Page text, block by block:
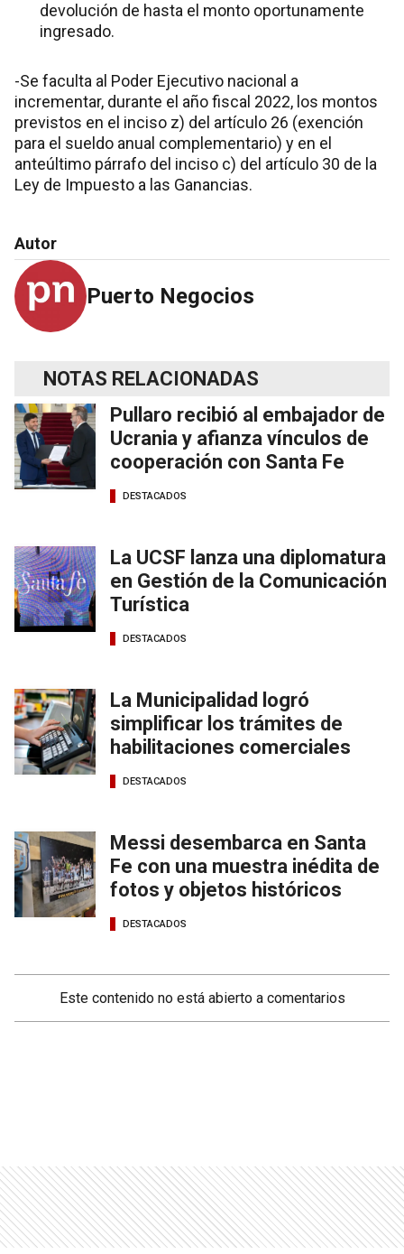
devolución de hasta el monto oportunamente
ingresado.
-Se faculta al Poder Ejecutivo nacional a
incrementar, durante el año fiscal 2022, los montos
previstos en el inciso z) del artículo 26 (exención
para el sueldo anual complementario) y en el
anteúltimo párrafo del inciso c) del artículo 30 de la
Ley de Impuesto a las Ganancias.
Autor
Puerto Negocios
NOTAS RELACIONADAS
Pullaro recibió al embajador de
Ucrania y afianza vínculos de
cooperación con Santa Fe
DESTACADOS
La UCSF lanza una diplomatura
en Gestión de la Comunicación
Turística
DESTACADOS
La Municipalidad logró
simplificar los trámites de
habilitaciones comerciales
DESTACADOS
Messi desembarca en Santa
Fe con una muestra inédita de
fotos y objetos históricos
DESTACADOS
Este contenido no está abierto a comentarios